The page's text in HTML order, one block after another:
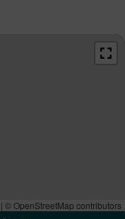
| © OpenStreetMap contributors